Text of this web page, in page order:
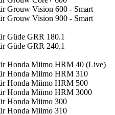
Grouw Vision 600 - Smart
Grouw Vision 900 - Smart
Güde GRR 180.1
Güde GRR 240.1
Honda Miimo HRM 40 (Live)
Honda Miimo HRM 310
Honda Miimo HRM 500
Honda Miimo HRM 3000
Honda Miimo 300
Honda Miimo 310